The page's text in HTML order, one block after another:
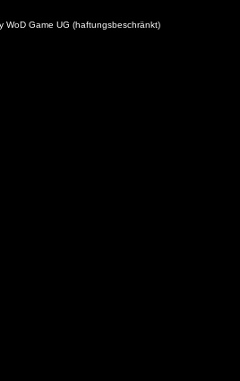
WoD Game UG (haftungsbeschränkt)